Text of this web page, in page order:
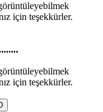
için teşekkürler.
için teşekkürler.